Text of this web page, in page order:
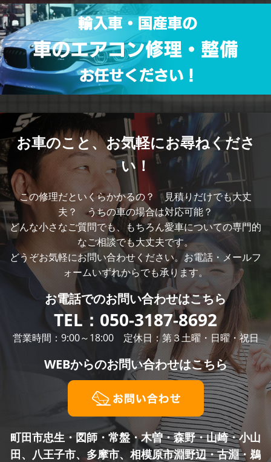
お車のこと、お気軽にお尋ねくださ
い！
この修理だといくらかかるの？ 見積りだけでも大丈
夫？ うちの車の場合は対応可能？
どんな小さなご質問でも、もちろん愛車についての専門的
なご相談でも大丈夫です。
どうぞお気軽にお問い合わせください。お電話・メールフ
ォームいずれからでも承ります。
お電話でのお問い合わせはこちら
TEL： 050-3187-8692
営業時間：9:00～18:00 定休日：第３土曜・日曜・祝日
WEBからのお問い合わせはこちら
町田市忠生・図師・常盤・木曽・森野・山崎・小山
田、八王子市、多摩市、 相模原市淵野辺・古淵・鵜